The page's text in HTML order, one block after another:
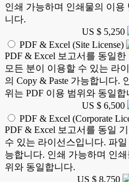
인쇄 가능하며 인쇄물의 이용
니다.
US $ 5,250
PDF & Excel (Site License)
PDF & Excel 보고서를 동일
모든 분이 이용할 수 있는 라
의 Copy & Paste 가능합니다.
위는 PDF 이용 범위와 동일합
US $ 6,500
PDF & Excel (Corporate
PDF & Excel 보고서를 동일
수 있는 라이선스입니다. 파
능합니다. 인쇄 가능하며 인
위와 동일합니다.
US $ 8,750